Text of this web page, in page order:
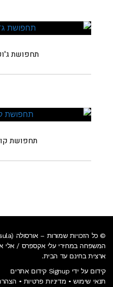
תחפושת
תחפושת
המשפחה במחירי עלי אקספרס / אלי
ארצית בחינם עד הבית.
קידום על ידי Signup קידום אתרים
תנאי שימוש • מדיניות פרטיות •